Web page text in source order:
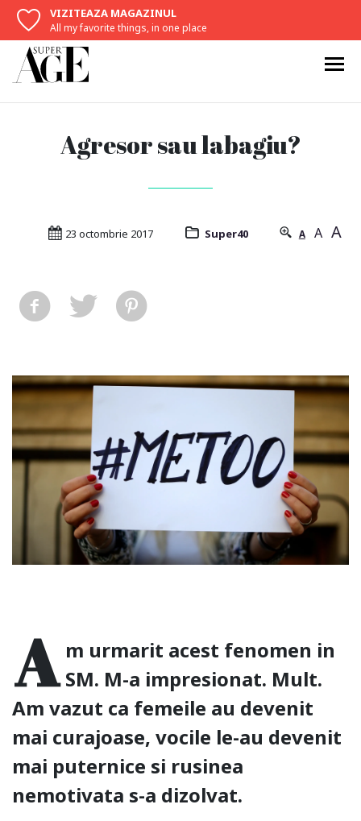
VIZITEAZA MAGAZINUL
All my favorite things, in one place
Agresor sau labagiu?
23 octombrie 2017 Super40 A A A
A m urmarit acest fenomen in
SM. M-a impresionat. Mult.
Am vazut ca femeile au devenit
mai curajoase, vocile le-au devenit
mai puternice si rusinea
nemotivata s-a dizolvat.